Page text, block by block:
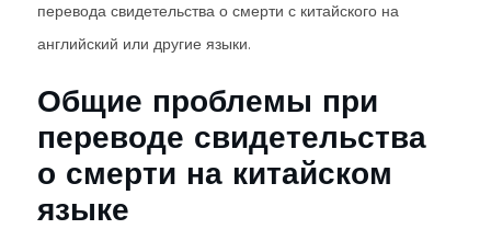
перевода свидетельства о смерти с китайского на
английский или другие языки.
Общие проблемы при
переводе свидетельства
о смерти на китайском
языке